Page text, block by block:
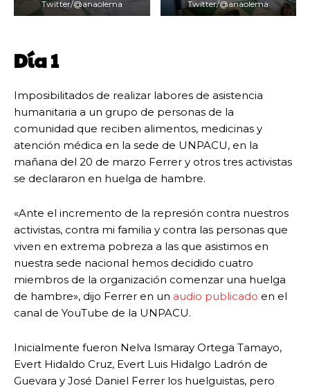
Twitter/@anaolema Twitter/@anaolema
Día 1
Imposibilitados de realizar labores de asistencia
humanitaria a un grupo de personas de la
comunidad que reciben alimentos, medicinas y
atención médica en la sede de UNPACU, en la
mañana del 20 de marzo Ferrer y otros tres activistas
se declararon en huelga de hambre.
«Ante el incremento de la represión contra nuestros
activistas, contra mi familia y contra las personas que
viven en extrema pobreza a las que asistimos en
nuestra sede nacional hemos decidido cuatro
miembros de la organización comenzar una huelga
de hambre», dijo Ferrer en un audio publicado en el
canal de YouTube de la UNPACU.
Inicialmente fueron Nelva Ismaray Ortega Tamayo,
Evert Hidaldo Cruz, Evert Luis Hidalgo Ladrón de
Guevara y José Daniel Ferrer los huelguistas, pero